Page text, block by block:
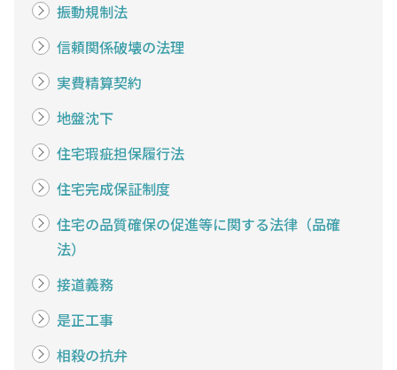
振動規制法
信頼関係破壊の法理
実費精算契約
地盤沈下
住宅瑕疵担保履行法
住宅完成保証制度
住宅の品質確保の促進等に関する法律（品確
法）
接道義務
是正工事
相殺の抗弁